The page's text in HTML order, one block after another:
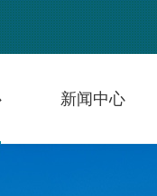
新闻中心